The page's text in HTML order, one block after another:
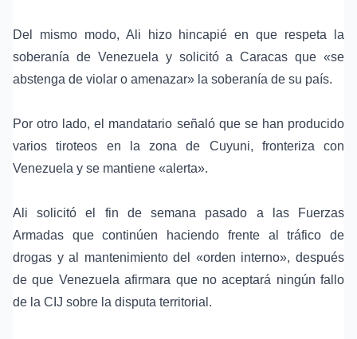
Del mismo modo, Ali hizo hincapié en que respeta la
soberanía de Venezuela y solicitó a Caracas que «se
abstenga de violar o amenazar» la soberanía de su país.
Por otro lado, el mandatario señaló que se han producido
varios tiroteos en la zona de Cuyuni, fronteriza con
Venezuela y se mantiene «alerta».
Ali solicitó el fin de semana pasado a las Fuerzas
Armadas que continúen haciendo frente al tráfico de
drogas y al mantenimiento del «orden interno», después
de que Venezuela afirmara que no aceptará ningún fallo
de la CIJ sobre la disputa territorial.